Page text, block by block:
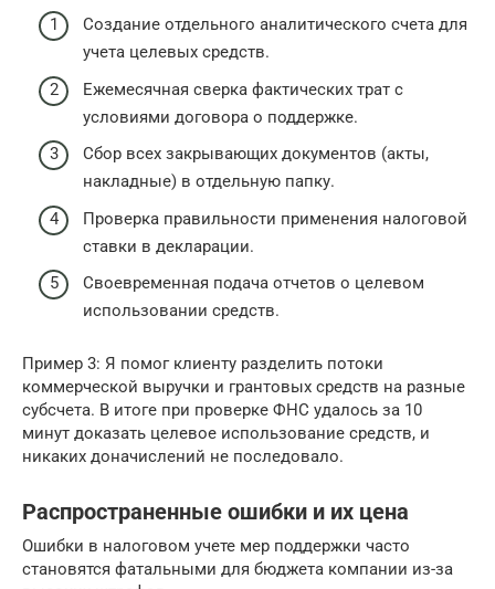
Создание отдельного аналитического счета для
учета целевых средств.
Ежемесячная сверка фактических трат с
условиями договора о поддержке.
Сбор всех закрывающих документов (акты,
накладные) в отдельную папку.
Проверка правильности применения налоговой
ставки в декларации.
Своевременная подача отчетов о целевом
использовании средств.
Пример 3: Я помог клиенту разделить потоки
коммерческой выручки и грантовых средств на разные
субсчета. В итоге при проверке ФНС удалось за 10
минут доказать целевое использование средств, и
никаких доначислений не последовало.
Распространенные ошибки и их цена
Ошибки в налоговом учете мер поддержки часто
становятся фатальными для бюджета компании из-за